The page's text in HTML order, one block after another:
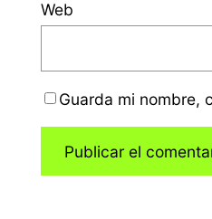
Web
Guarda mi nombre,